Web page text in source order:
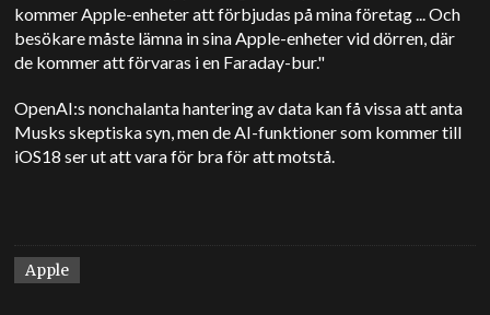
kommer Apple-enheter att förbjudas på mina företag ... Och
besökare måste lämna in sina Apple-enheter vid dörren, där
de kommer att förvaras i en Faraday-bur."
OpenAI:s nonchalanta hantering av data kan få vissa att anta
Musks skeptiska syn, men de AI-funktioner som kommer till
iOS18 ser ut att vara för bra för att motstå.
Apple